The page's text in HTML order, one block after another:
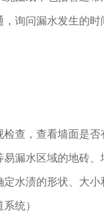
询问漏水发生的
查，查看墙面是
漏水区域的地砖
水渍的形状、大
统）​